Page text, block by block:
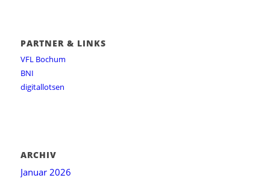
PARTNER & LINKS
VFL Bochum
BNI
digitallotsen
ARCHIV
Januar 2026